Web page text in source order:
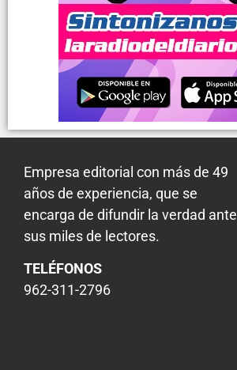
Empresa editorial con más de 49
años de experiencia, que se
encarga de difundir la verdad ante
sus miles de lectores.
TELÉFONOS
962-311-2796